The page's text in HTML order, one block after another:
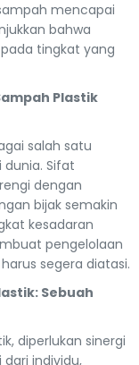
mencapai
bahwa
tingkat yang
Plastik
salah satu
Sifat
dengan
bijak semakin
kesadaran
pengelolaan
segera diatasi.
Sebuah
diperlukan sinergi
individu,